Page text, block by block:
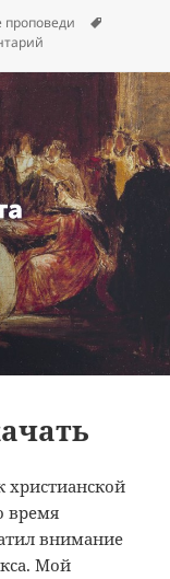
проповеди
христианской
время
внимание
Мой